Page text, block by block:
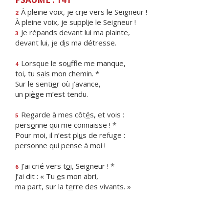
2 À pleine voix, je crie vers le Seigneur !
À pleine voix, je supplie le Seigneur !
3 Je répands devant lui ma plainte,
devant lui, je dis ma détresse.
4 Lorsque le souffle me manque,
toi, tu sais mon chemin. *
Sur le sentier où j’avance,
un piège m’est tendu.
5 Regarde à mes côtés, et vois :
personne qui me connaisse ! *
Pour moi, il n’est plus de refuge :
personne qui pense à moi !
6 J’ai crié vers toi, Seigneur ! *
J’ai dit : « Tu es mon abri,
ma part, sur la terre des vivants. »